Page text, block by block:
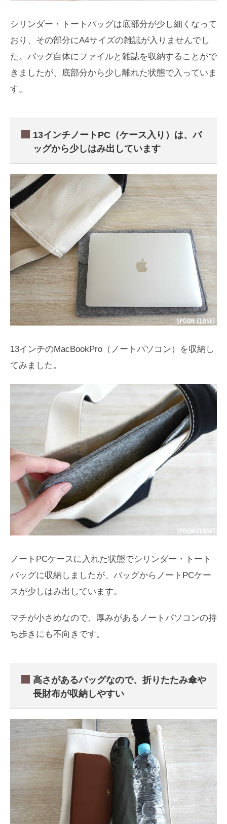
シリンダー・トートバッグは底部分が少し細くなって
おり、その部分にA4サイズの雑誌が入りませんでし
た。バッグ自体にファイルと雑誌を収納することがで
きましたが、底部分から少し離れた状態で入っていま
す。
13インチノートPC（ケース入り）は、バ
ッグから少しはみ出しています
13インチのMacBookPro（ノートパソコン）を収納し
てみました。
ノートPCケースに入れた状態でシリンダー・トート
バッグに収納しましたが、バッグからノートPCケー
スが少しはみ出しています。
マチが小さめなので、厚みがあるノートパソコンの持
ち歩きにも不向きです。
高さがあるバッグなので、折りたたみ傘や
長財布が収納しやすい